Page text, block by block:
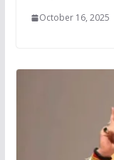
October 16, 2025